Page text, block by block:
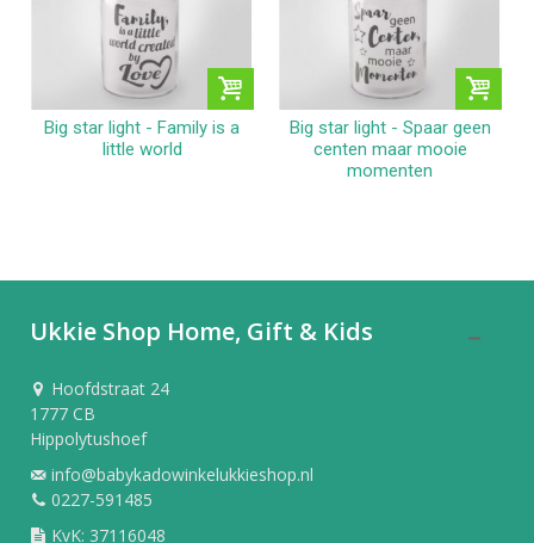
Big star light - Family is a
little world
Big star light - Spaar geen
centen maar mooie
momenten
Ukkie Shop Home, Gift & Kids
Hoofdstraat 24
1777 CB
Hippolytushoef
info@babykadowinkelukkieshop.nl
0227-591485
KvK: 37116048